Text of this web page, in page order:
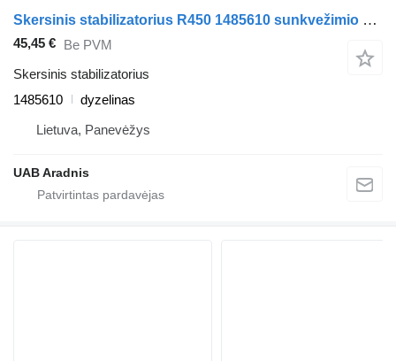
Skersinis stabilizatorius R450 1485610 sunkvežimio Scania L,P,G,R,S series
45,45 € Be PVM
Skersinis stabilizatorius
1485610
dyzelinas
Lietuva, Panevėžys
UAB Aradnis